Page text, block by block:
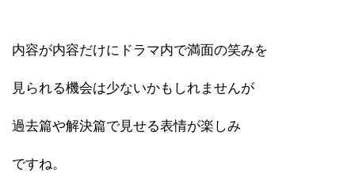
内容が内容だけにドラマ内で満面の笑みを
見られる機会は少ないかもしれませんが
過去篇や解決篇で見せる表情が楽しみ
ですね。